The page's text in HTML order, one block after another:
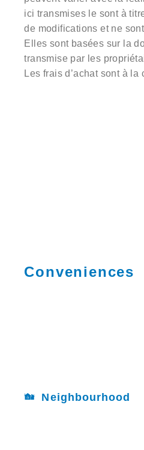
ici transmises le sont à
de modifications et ne
Elles sont basées sur la
transmise par les
Les frais d’achat sont à la
Conveniences
Neighbourhood